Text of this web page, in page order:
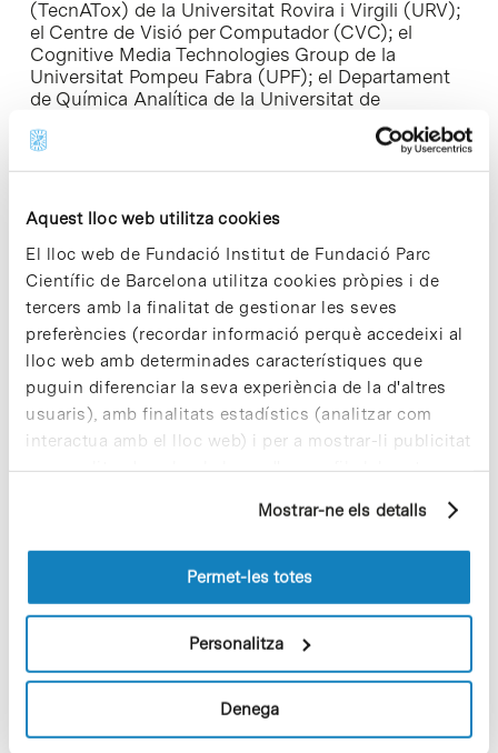
Aquest lloc web utilitza cookies
El lloc web de Fundació Institut de Fundació Parc
Científic de Barcelona utilitza cookies pròpies i de
tercers amb la finalitat de gestionar les seves
preferències (recordar informació perquè accedeixi al
lloc web amb determinades característiques que
puguin diferenciar la seva experiència de la d'altres
usuaris), amb finalitats estadístics (analitzar com
interactua amb el lloc web) i per a mostrar-li publicitat
personalitzada sobre la base d'un perfil elaborat a
pàgines visitades). Per a obtenir més informació sobre
les cookies pot consultar laPolítica de cookiesdel
Mostrar-ne els detalls
Permet-les totes
Personalitza
Denega
(TecnATox) de la Universitat Rovira i Virgili (URV);
el Centre de Visió per Computador (CVC); el
Cognitive Media Technologies Group de la
Universitat Pompeu Fabra (UPF); el Departament
de Química Analítica de la Universitat de
Barcelona (UB); l’Institut Català de Paleontologia
Miquel Crusafont (ICP); l’Institut d’Investigació
(IBEC); l’Institut de Ciències Fotòniques (ICFO), i
el Vall d’Hebron Institut de Recerca (VHIR).
Com en edicions anteriors, els tres guanyadors
dels premis del programaBatx2Lab–adreçat a
estudiants de batxillerat que fan la part pràctica
del seu treball de recerca al PCB– van ser
presents en un estand de la fira per explicar als
assistents el projecte d’investigació que han dut a
terme.
L’exposició s’emmarca dins del programaRecerca
ofereix més de 120 activitats en què participen
• Més informació de l’esdeveniment a Twitter amb
• Galería de fotos [Flickr]